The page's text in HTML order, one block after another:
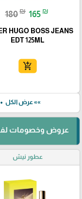
180₪ 165 ₪
HUGO BOSS JEANS
EDT 125ML
add_shopping_cart
»» عرض الكل
عروض وخصومات
عطور نيش